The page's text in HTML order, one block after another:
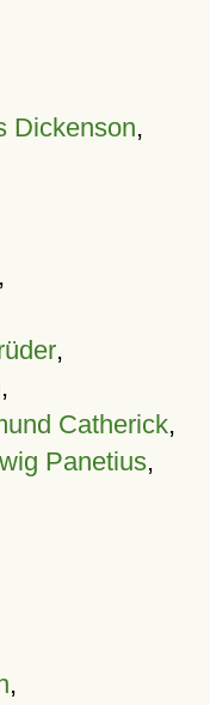
Dickenson,
,
,
Catherick,
Panetius,
,